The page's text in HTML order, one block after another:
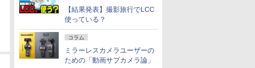
【結果発表】撮影旅行でLCC
使っている？
コラム
ミラーレスカメラユーザーの
ための「動画サブカメラ論」